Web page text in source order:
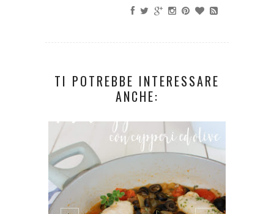
TI POTREBBE INTERESSARE
ANCHE: